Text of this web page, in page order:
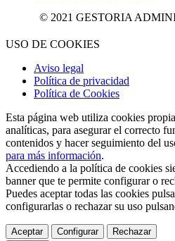
© 2021 GESTORIA
USO DE COOKIES
Aviso legal
Política de privacidad
Política de Cookies
Esta página web utiliza cookies
analíticas, para asegurar el correcto
contenidos y hacer seguimiento del
para más información.
Accediendo a la política de cookies
banner que te permite configurar o
Puedes aceptar todas las cookies
configurarlas o rechazar su uso
Aceptar Configurar Rechazar